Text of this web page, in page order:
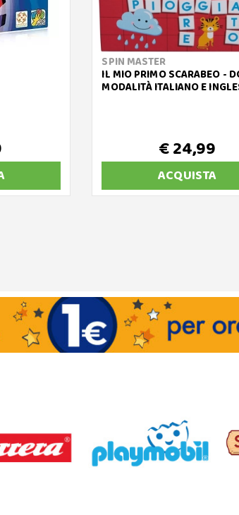
SPIN MASTER
IL MIO PRIMO SCARABEO -
MODALITÀ ITALIANO E
€ 24,99
ACQUISTA